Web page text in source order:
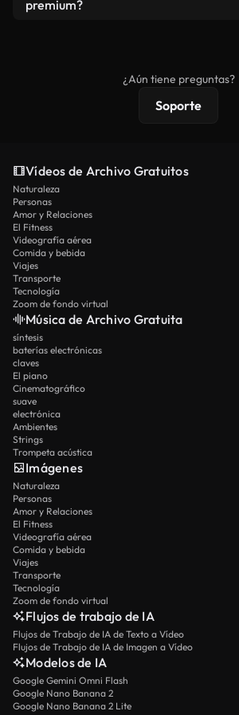
premium?
protecciones de licencia extendidas.
¿Aún tiene preguntas?
Soporte
Vídeos de Archivo Gratuitos
Naturaleza
Personas
Amor y Relaciones
El Fitness
Videografía aérea
Comida y bebida
Viajes
Transporte
Tecnología
Zoom de fondo virtual
Música de Archivo Gratuita
síntesis
baterías electrónicas
claves
El piano
Cinematográfico
suave
electrónica
Ambientes
Strings
Trompeta acústica
Imágenes
Naturaleza
Personas
Amor y Relaciones
El Fitness
Videografía aérea
Comida y bebida
Viajes
Transporte
Tecnología
Zoom de fondo virtual
Flujos de trabajo de IA
Flujos de Trabajo de IA de Texto a Vídeo
Flujos de Trabajo de IA de Imagen a Vídeo
Modelos de IA
Google Gemini Omni Flash
Google Nano Banana 2
Google Nano Banana 2 Lite